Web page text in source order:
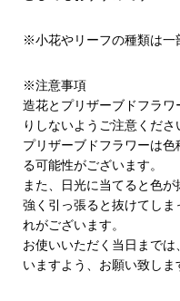
※小花やリーフの種類は一
※注意事項
造花とプリザーブドフラ
りしないようご注意くださ
プリザーブドフラワーは
る可能性がございます。
また、日光に当てると色が
強く引っ張ると抜けてし
れがございます。
お使いいただく当日まで
いますよう、お願い致しま